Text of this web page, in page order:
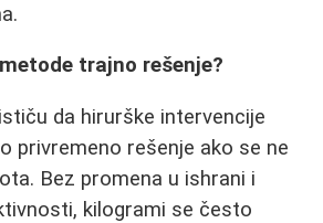
trajno rešenje?
da hirurške intervencije
privremeno rešenje ako se ne
Bez promena u ishrani i
kilogrami se često